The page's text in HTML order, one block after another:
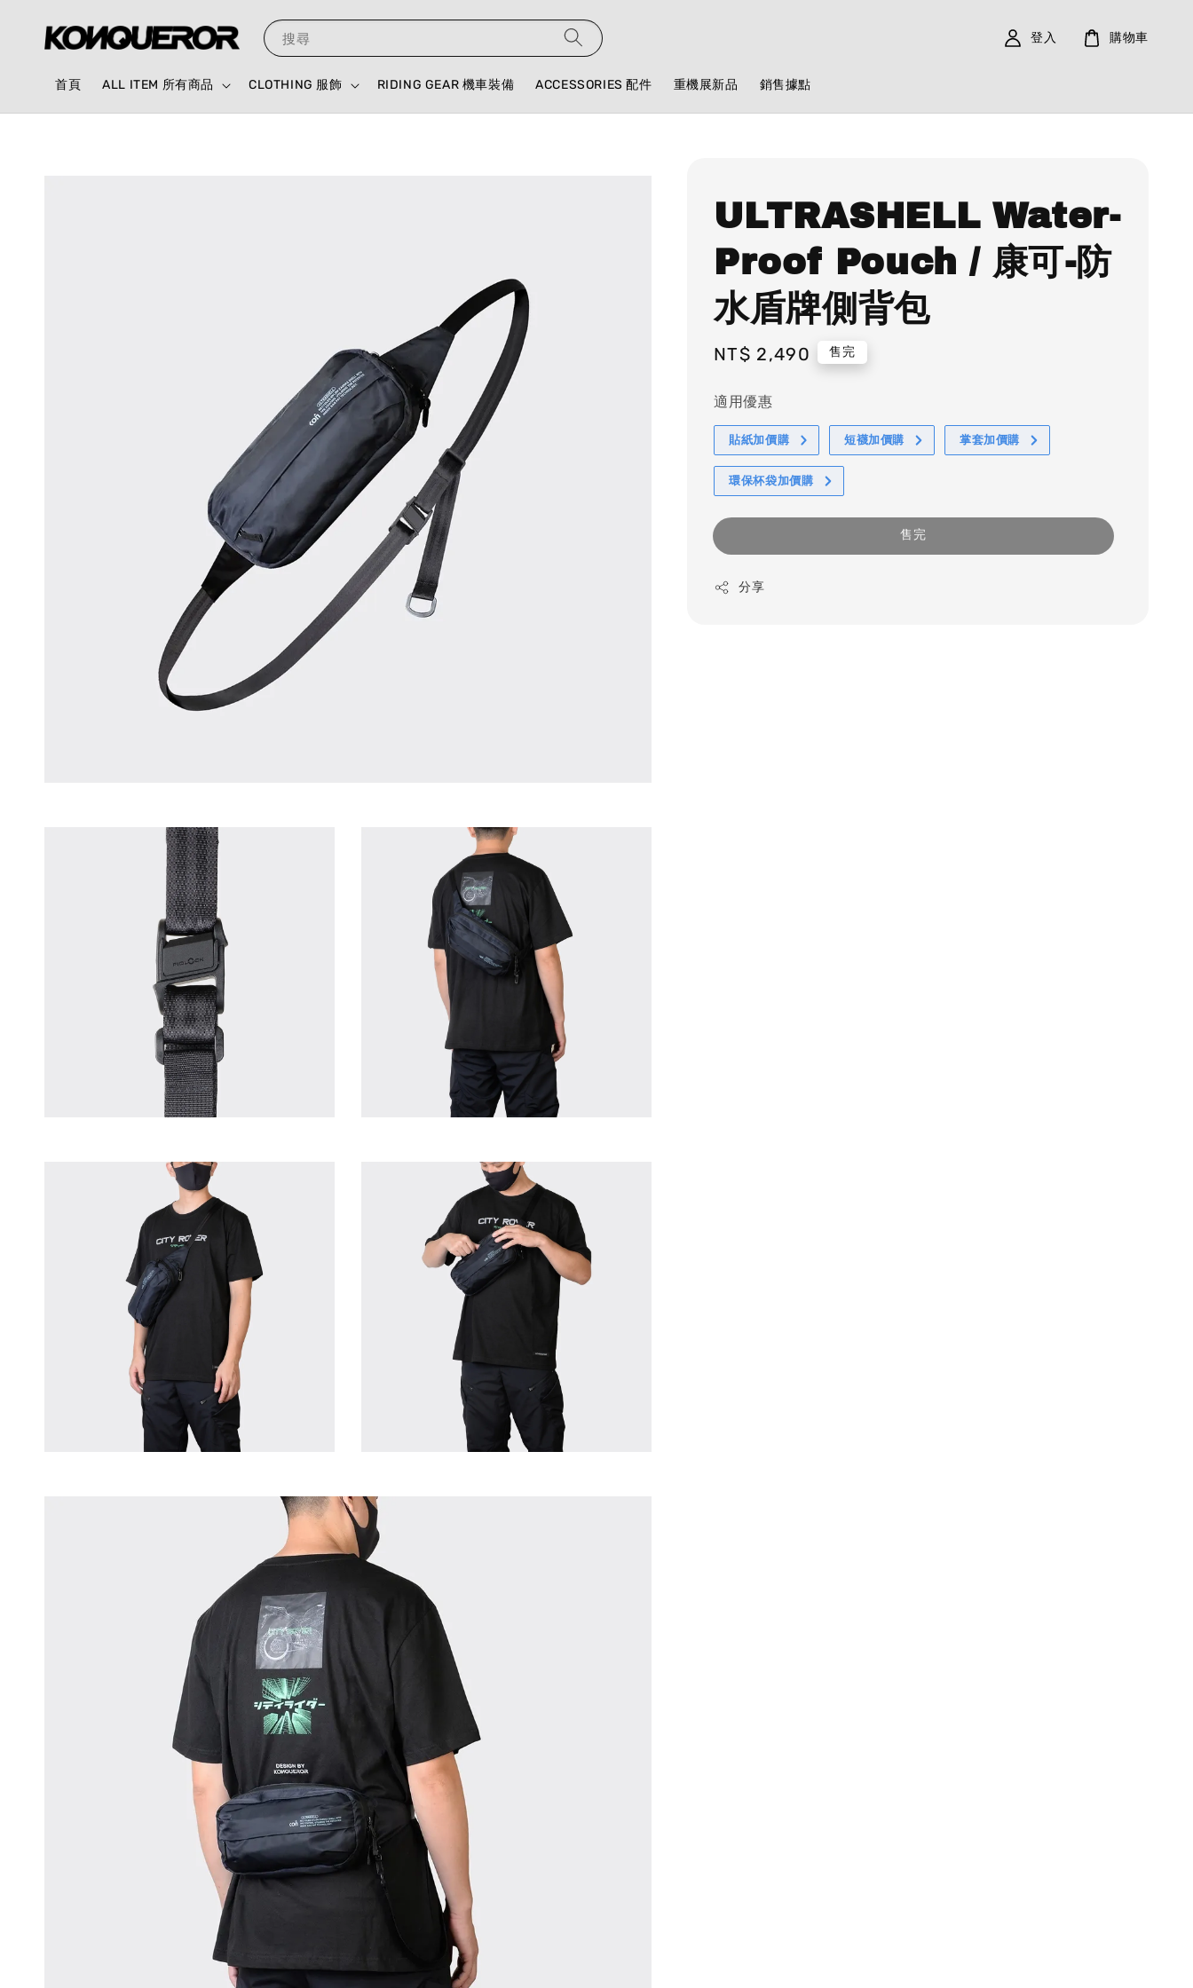
搜尋
首頁 ALL ITEM 所有商品 CLOTHING 服飾 RIDING GEAR 機車裝備 ACCESSORIES 配件 重機展新品 銷售據點
登入 購物車
ULTRASHELL Water-
Proof Pouch / 康可-防
水盾牌側背包
Regular
NT$ 2,490 售完
適用優惠
貼紙加價購 短襪加價購 掌套加價購
環保杯袋加價購
售完
分享